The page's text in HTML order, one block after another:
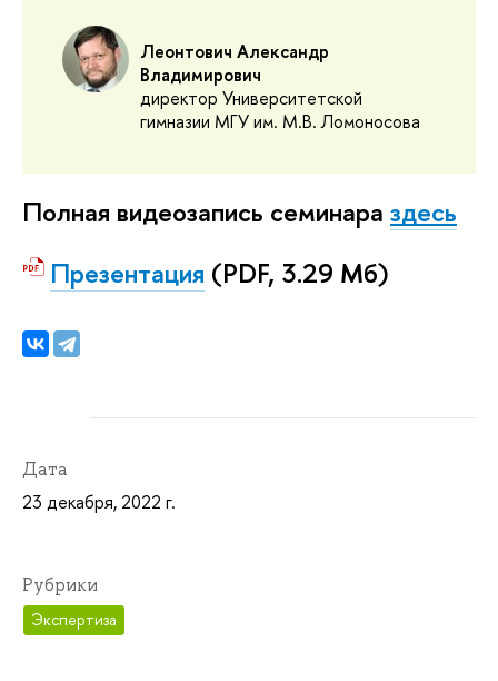
Леонтович Александр
Владимирович
директор Университетской
гимназии МГУ им. М.В. Ломоносова
Полная видеозапись семинара здесь
Презентация (PDF, 3.29 Мб)
Дата
23 декабря, 2022 г.
Рубрики
Экспертиза